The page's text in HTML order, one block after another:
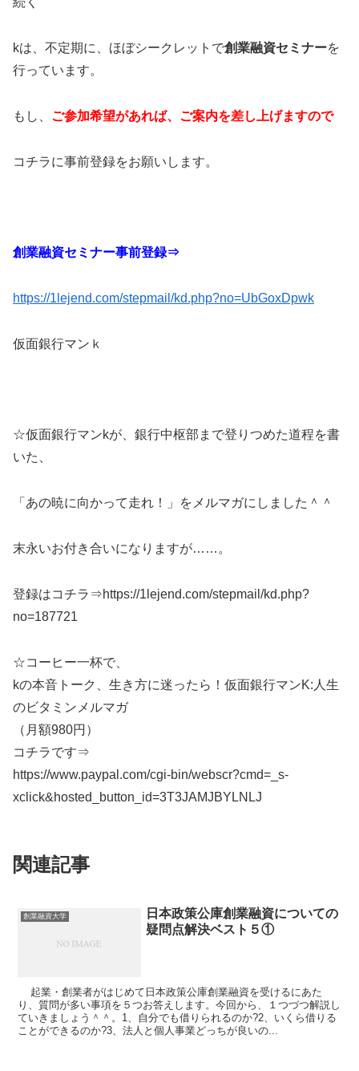
kは、不定期に、ほぼシークレットで創業融資セミナーを
行っています。
もし、 ご参加希望があれば、ご案内を差し上げますので
コチラに事前登録をお願いします。
創業融資セミナー事前登録⇒
https://1lejend.com/stepmail/kd.php?no=UbGoxDpwk
仮面銀行マンｋ
☆仮面銀行マンkが、銀行中枢部まで登りつめた道程を書
いた、
「あの暁に向かって走れ！」をメルマガにしました＾＾
末永いお付き合いになりますが……。
登録はコチラ⇒https://1lejend.com/stepmail/kd.php?
no=187721
☆コーヒー一杯で、
kの本音トーク、生き方に迷ったら！仮面銀行マンK:人生
のビタミンメルマガ
（月額980円）
コチラです⇒
https://www.paypal.com/cgi-bin/webscr?cmd=_s-
xclick&hosted_button_id=3T3JAMJBYLNLJ
関連記事
創業融資大学
日本政策公庫創業融資についての
疑問点解決ベスト５①
起業・創業者がはじめて日本政策公庫創業融資を受けるにあた
り、質問が多い事項を５つお答えします。今回から、１つづつ解説し
ていきましょう＾＾。1、自分でも借りられるのか?2、いくら借りる
ことができるのか?3、法人と個人事業どっちが良いの...